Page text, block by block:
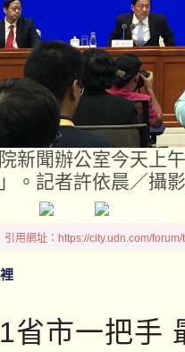
新聞辦公室今天上
。記者許依晨／攝影
引用網址：https://city.udn.com/
省市一把手